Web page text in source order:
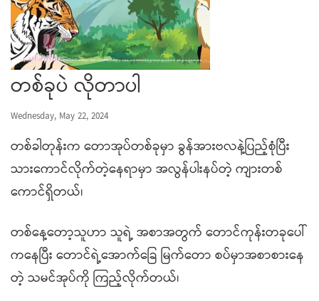
တစ်ခုပဲ လိုတာပါ
Wednesday, May 22, 2024
တစ်ခါတုန်းက တောအုပ်တစ်ခုမှာ ခွန်အားဗလနဲ့ပြည့်စုံပြီး
သားကောင်လိုက်တဲ့နေရာမှာ အလွန်ပါးနပ်တဲ့ ကျားတစ်
ကောင်ရှိတယ်၊
တစ်နေ့တော့သူဟာ သူရဲ့ အစာအတွက် တောင်ကုန်းတခုပေါ်
ကနေပြီး တောင်ရဲ့အောက်ခြေ မြက်တော စပ်မှာအစာစားနေ
တဲ့ သမင်အုပ်ကို ကြည့်လိုက်တယ်၊